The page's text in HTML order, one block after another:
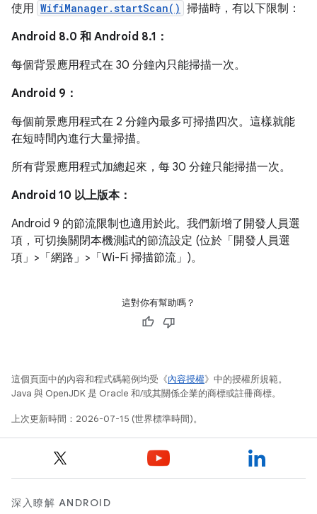
使用 WifiManager.startScan() 掃描時，有以下限制：
Android 8.0 和 Android 8.1：
每個背景應用程式在 30 分鐘內只能掃描一次。
Android 9：
每個前景應用程式在 2 分鐘內最多可掃描四次。這樣就能
在短時間內進行大量掃描。
所有背景應用程式加總起來，每 30 分鐘只能掃描一次。
Android 10 以上版本：
Android 9 的節流限制也適用於此。我們新增了開發人員選
項，可切換關閉本機測試的節流設定 (位於「開發人員選
項」>「網路」>「Wi-Fi 掃描節流」 )。
這對你有幫助嗎？
這個頁面中的內容和程式碼範例均受《內容授權》中的授權所規範。
Java 與 OpenJDK 是 Oracle 和/或其關係企業的商標或註冊商標。
上次更新時間：2026-07-15 (世界標準時間)。
深入瞭解 ANDROID